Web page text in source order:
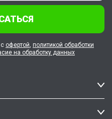
офертой, политикой обработки
на обработку данных